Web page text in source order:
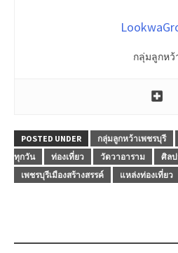
กลุ่มลูกหว้
POSTED UNDER กลุ่มลูกหว้าเพชรบุรี
ทุกวัน
ท่องเที่ยว วัดวาอาราม ศิล
เพชรบุรีเมืองสร้างสรรค์
แหล่งท่องเที่ยว